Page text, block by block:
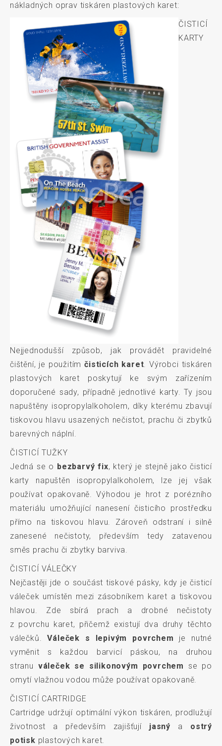
nákladných oprav tiskáren plastových karet:
ČISTICÍ
KARTY
Nejjednodušší způsob, jak provádět pravidelné
čištění, je použitímčisticích karet. Výrobci tiskáren
plastových karet poskytují ke svým zařízením
doporučené sady, případně jednotlivé karty. Ty jsou
napuštěny isopropylalkoholem, díky kterému zbavují
tiskovou hlavu usazených nečistot, prachu či zbytků
barevných náplní.
ČISTICÍ TUŽKY
Jedná se o bezbarvý fix, který je stejně jako čisticí
karty napuštěn isopropylalkoholem, lze jej však
používat opakovaně. Výhodou je hrot z porézního
materiálu umožňující nanesení čisticího prostředku
přímo na tiskovou hlavu. Zároveň odstraní i silně
zanesené nečistoty, především tedy zatavenou
směs prachu či zbytky barviva.
ČISTICÍ VÁLEČKY
Nejčastěji jde o součást tiskové pásky, kdy je čisticí
váleček umístěn mezi zásobníkem karet a tiskovou
hlavou. Zde sbírá prach a drobné nečistoty
z povrchu karet, přičemž existují dva druhy těchto
válečků.Váleček s lepivým povrchem je nutné
vyměnit s každou barvicí páskou, na druhou
stranu váleček se silikonovým povrchem
se po
omytí vlažnou vodou může používat opakovaně.
ČISTICÍ CARTRIDGE
Cartridge udržují optimální výkon tiskáren, prodlužují
životnost a především zajišťují jasný a ostrý
potisk plastových karet.